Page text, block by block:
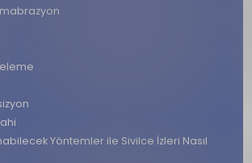
Yöntemler ile Sivilce İzleri Nasıl